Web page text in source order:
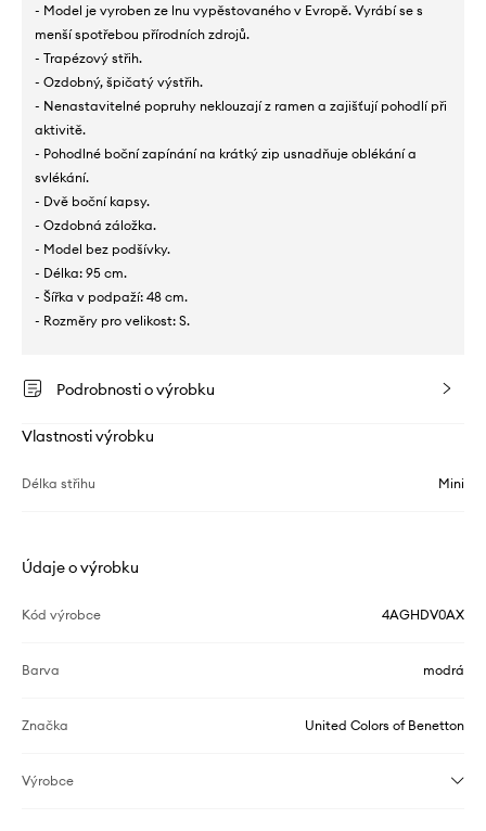
- Model je vyroben ze lnu vypěstovaného v Evropě. Vyrábí se s
menší spotřebou přírodních zdrojů.
- Trapézový střih.
- Ozdobný, špičatý výstřih.
- Nenastavitelné popruhy neklouzají z ramen a zajišťují pohodlí při
aktivitě.
- Pohodlné boční zapínání na krátký zip usnadňuje oblékání a
svlékání.
- Dvě boční kapsy.
- Ozdobná záložka.
- Model bez podšívky.
- Délka: 95 cm.
- Šířka v podpaží: 48 cm.
- Rozměry pro velikost: S.
Podrobnosti o výrobku
Vlastnosti výrobku
Délka střihu Mini
Údaje o výrobku
Kód výrobce 4AGHDV0AX
Barva modrá
Značka United Colors of Benetton
Výrobce